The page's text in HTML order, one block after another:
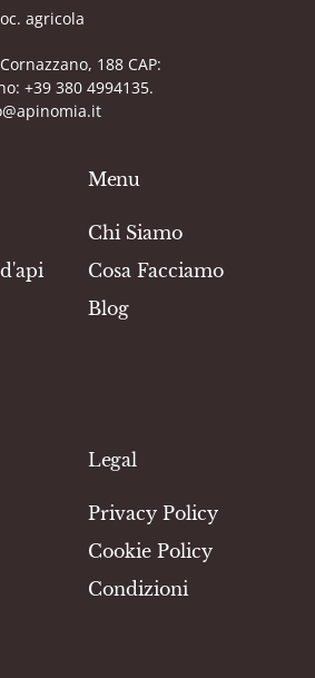
agricola
188 CAP:
+39 380 4994135.
Menu
Chi Siamo
Cosa Facciamo
Blog
Legal
Privacy Policy
Cookie Policy
Condizioni